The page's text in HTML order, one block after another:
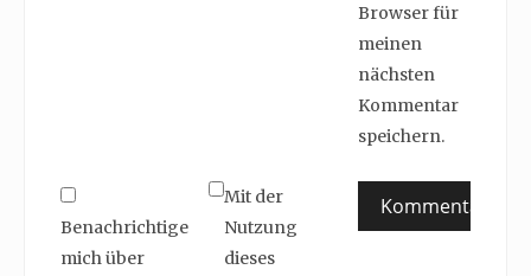
Browser für
meinen
nächsten
Kommentar
speichern.
Benachrichtige
mich über
Mit der
Nutzung
dieses